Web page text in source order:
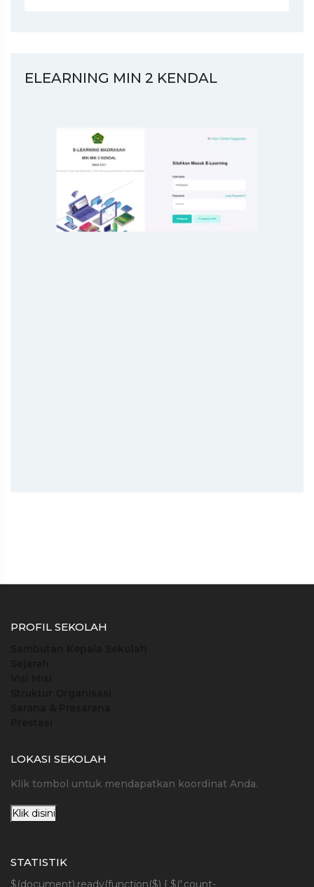
ELEARNING MIN 2 KENDAL
PROFIL SEKOLAH
LOKASI SEKOLAH
Klik tombol untuk mendapatkan koordinat Anda.
Klik disini
STATISTIK
$(document).ready(function($) { $('.count-